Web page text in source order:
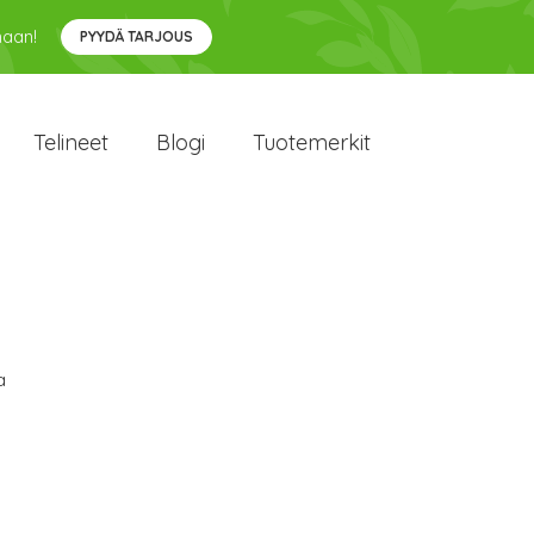
PYYDÄ TARJOUS
Telineet Blogi Tuotemerkit